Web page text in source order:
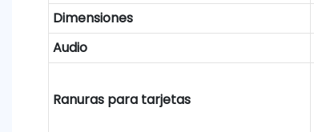
Dimensiones
Audio
Ranuras para tarjetas